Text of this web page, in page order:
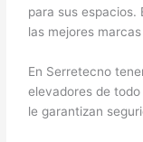
para sus espacios.
las mejores
En Serretecno
elevadores de
le garantizan